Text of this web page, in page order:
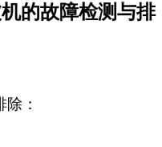
的故障检测与排
：